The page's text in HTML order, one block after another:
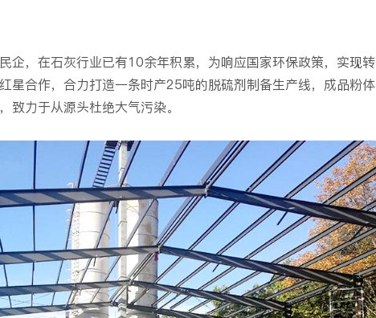
企，在石灰行业已有10余年积累，为响应国家环保政策，实现转
星合作，合力打造一条时产25吨的脱硫剂制备生产线，成品粉体
致力于从源头杜绝大气污染。